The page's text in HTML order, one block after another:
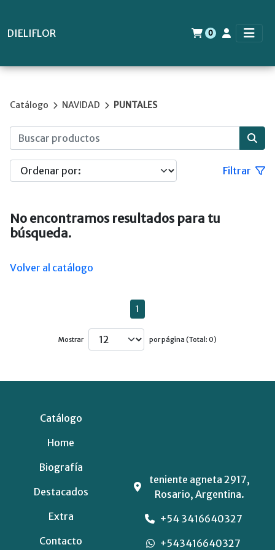
DIELIFLOR 0
Catálogo NAVIDAD PUNTALES
Filtrar
No encontramos resultados para tu
búsqueda.
Volver al catálogo
1
Mostrar por página (Total: 0)
Catálogo
Home
Biografía
Destacados
Extra
Contacto
teniente agneta 2917,
Rosario, Argentina.
+54 3416640327
+543416640327